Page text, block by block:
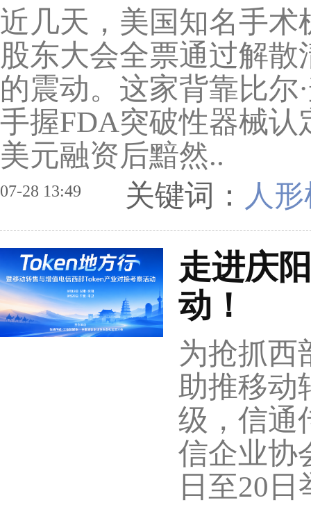
近几天，美国知名手术
股东大会全票通过解
的震动。这家背靠比尔
手握FDA突破性器械
美元融资后黯然..
07-28 13:49 关键词： 人
走进庆
动！
为抢抓西
助推移动
级，信通
信企业协
日至20